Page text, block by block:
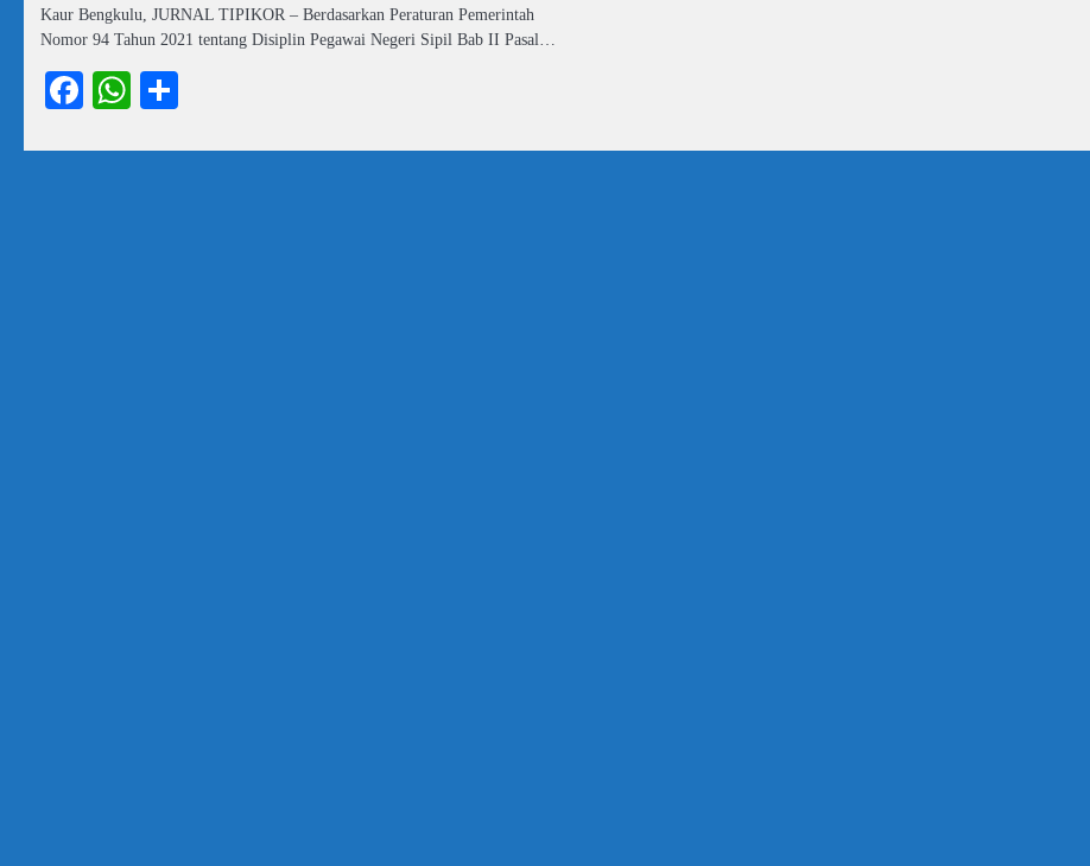
Kaur Bengkulu, JURNAL TIPIKOR – Berdasarkan Peraturan Pemerintah
Nomor 94 Tahun 2021 tentang Disiplin Pegawai Negeri Sipil Bab II Pasal…
Facebook
WhatsApp